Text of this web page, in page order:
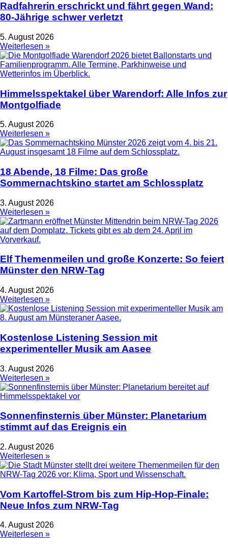
Radfahrerin erschrickt und fährt gegen Wand:
80-Jährige schwer verletzt
5. August 2026
Weiterlesen »
Himmelsspektakel über Warendorf: Alle Infos zur
Montgolfiade
5. August 2026
Weiterlesen »
18 Abende, 18 Filme: Das große
Sommernachtskino startet am Schlossplatz
3. August 2026
Weiterlesen »
Elf Themenmeilen und große Konzerte: So feiert
Münster den NRW-Tag
4. August 2026
Weiterlesen »
Kostenlose Listening Session mit
experimenteller Musik am Aasee
3. August 2026
Weiterlesen »
Sonnenfinsternis über Münster: Planetarium
stimmt auf das Ereignis ein
2. August 2026
Weiterlesen »
Vom Kartoffel-Strom bis zum Hip-Hop-Finale:
Neue Infos zum NRW-Tag
4. August 2026
Weiterlesen »